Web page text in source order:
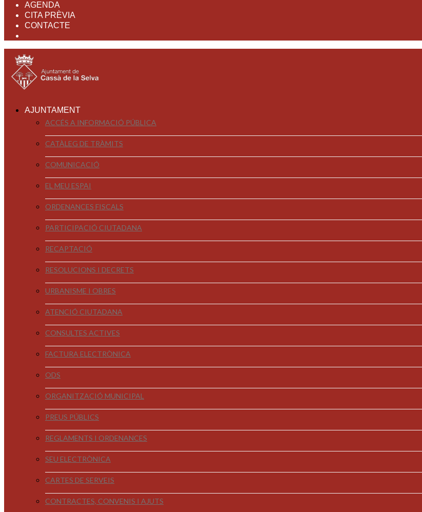
AGENDA
CITA PRÈVIA
CONTACTE
AJUNTAMENT
ACCÉS A INFORMACIÓ PÚBLICA
CATÀLEG DE TRÀMITS
COMUNICACIÓ
EL MEU ESPAI
ORDENANCES FISCALS
PARTICIPACIÓ CIUTADANA
RECAPTACIÓ
RESOLUCIONS I DECRETS
URBANISME I OBRES
ATENCIÓ CIUTADANA
CONSULTES ACTIVES
FACTURA ELECTRÒNICA
ODS
ORGANITZACIÓ MUNICIPAL
PREUS PÚBLICS
REGLAMENTS I ORDENANCES
SEU ELECTRÒNICA
CARTES DE SERVEIS
CONTRACTES, CONVENIS I AJUTS